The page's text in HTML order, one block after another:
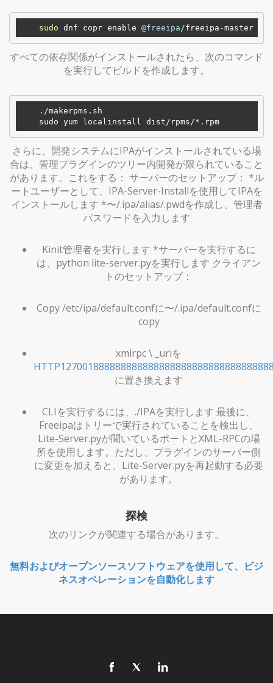
sudo dnf copr enable @freeipa
すべての依存関係がインストールされたら、次のコマンド
を実行してビルドを作成します。
    sudo yum localinstall dist
/rpms/
さらに、開発システムにIPAがインストールされている場
合は、管理プラグインのツリー内開発が限られていること
があります。これをする： サーバーのセットアップ： *ル
ートユーザーとして、IPA-Server-Installを使用してIPAを
インストールします *〜/.ipa/alias/.pwdを作成し、管理者
パスワードを入力します
Kinit管理者を実行します *サーバーを実行するに
は、python lite-server.pyを実行します クライアン
トのセットアップ：
Copy /etc/ipa/default.confに〜/.ipa/default.confに
copy
xmlrpc \ _uriを
に置き換えます
CLIを実行するには、./IPAを実行します 最後に、
Freeipaはトリーで実行されていることを検出し、
Lite-Server.pyが聞いているポートとXML-RPCの場
所を使用します。ただし、プラグインのサーバー側
に変更を加えると、Lite-Server.pyを再起動する必要
があります。
探検
次のリンクが関連する場合があります。
無料およびオープンソースソフトウェアを使用して、ビジ
ネスオペレーションを自動化します